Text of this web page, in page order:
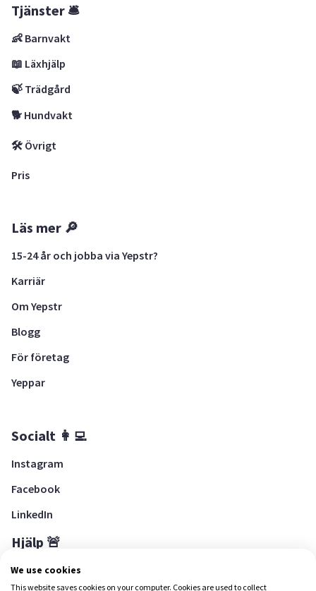
Tjänster 🛎
👶 Barnvakt
📖 Läxhjälp
🍃 Trädgård
🐕 Hundvakt
🛠 Övrigt
Pris
Läs mer 🔎
15-24 år och jobba via Yepstr?
Karriär
Om Yepstr
Blogg
För företag
Yeppar
Socialt 👩‍💻
Instagram
Facebook
LinkedIn
Hjälp 🚨
Hjälpcenter
We use cookies
This website saves cookies on your computer. Cookies are used to collect